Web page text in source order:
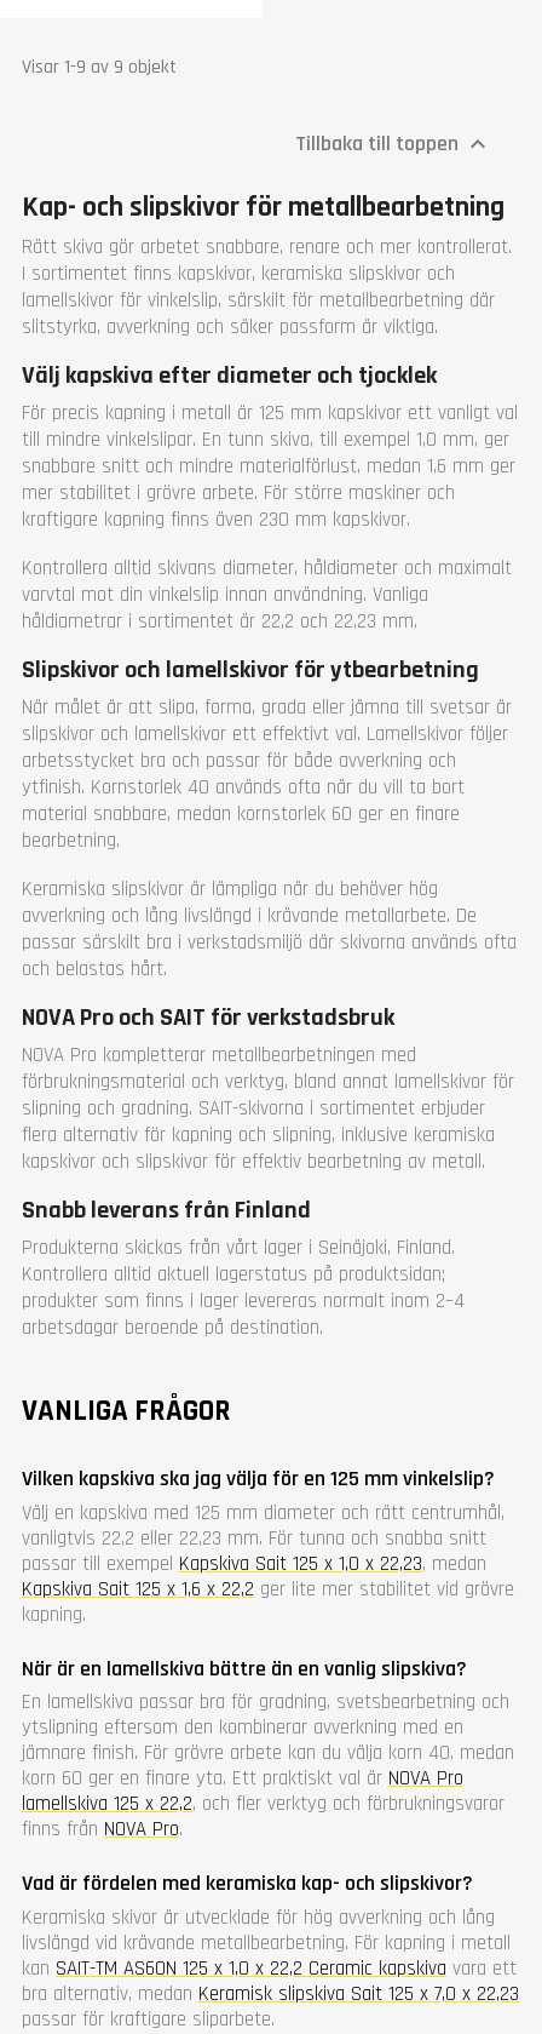
Visar 1-9 av 9 objekt
Tillbaka till toppen 
Kap- och slipskivor för metallbearbetning
Rätt skiva gör arbetet snabbare, renare och mer kontrollerat.
I sortimentet finns kapskivor, keramiska slipskivor och
lamellskivor för vinkelslip, särskilt för metallbearbetning där
slitstyrka, avverkning och säker passform är viktiga.
Välj kapskiva efter diameter och tjocklek
För precis kapning i metall är 125 mm kapskivor ett vanligt val
till mindre vinkelslipar. En tunn skiva, till exempel 1,0 mm, ger
snabbare snitt och mindre materialförlust, medan 1,6 mm ger
mer stabilitet i grövre arbete. För större maskiner och
kraftigare kapning finns även 230 mm kapskivor.
Kontrollera alltid skivans diameter, håldiameter och maximalt
varvtal mot din vinkelslip innan användning. Vanliga
håldiametrar i sortimentet är 22,2 och 22,23 mm.
Slipskivor och lamellskivor för ytbearbetning
När målet är att slipa, forma, grada eller jämna till svetsar är
slipskivor och lamellskivor ett effektivt val. Lamellskivor följer
arbetsstycket bra och passar för både avverkning och
ytfinish. Kornstorlek 40 används ofta när du vill ta bort
material snabbare, medan kornstorlek 60 ger en finare
bearbetning.
Keramiska slipskivor är lämpliga när du behöver hög
avverkning och lång livslängd i krävande metallarbete. De
passar särskilt bra i verkstadsmiljö där skivorna används ofta
och belastas hårt.
NOVA Pro och SAIT för verkstadsbruk
NOVA Pro kompletterar metallbearbetningen med
förbrukningsmaterial och verktyg, bland annat lamellskivor för
slipning och gradning. SAIT-skivorna i sortimentet erbjuder
flera alternativ för kapning och slipning, inklusive keramiska
kapskivor och slipskivor för effektiv bearbetning av metall.
Snabb leverans från Finland
Produkterna skickas från vårt lager i Seinäjoki, Finland.
Kontrollera alltid aktuell lagerstatus på produktsidan;
produkter som finns i lager levereras normalt inom 2–4
arbetsdagar beroende på destination.
VANLIGA FRÅGOR
Vilken kapskiva ska jag välja för en 125 mm vinkelslip?
Välj en kapskiva med 125 mm diameter och rätt centrumhål,
vanligtvis 22,2 eller 22,23 mm. För tunna och snabba snitt
passar till exempel Kapskiva Sait 125 x 1,0 x 22,23, medan
Kapskiva Sait 125 x 1,6 x 22,2 ger lite mer stabilitet vid grövre
kapning.
När är en lamellskiva bättre än en vanlig slipskiva?
En lamellskiva passar bra för gradning, svetsbearbetning och
ytslipning eftersom den kombinerar avverkning med en
jämnare finish. För grövre arbete kan du välja korn 40, medan
korn 60 ger en finare yta. Ett praktiskt val är NOVA Pro
lamellskiva 125 x 22,2, och fler verktyg och förbrukningsvaror
finns från NOVA Pro.
Vad är fördelen med keramiska kap- och slipskivor?
Keramiska skivor är utvecklade för hög avverkning och lång
livslängd vid krävande metallbearbetning. För kapning i metall
kan SAIT-TM AS60N 125 x 1,0 x 22,2 Ceramic kapskiva vara ett
bra alternativ, medan Keramisk slipskiva Sait 125 x 7,0 x 22,23
passar för kraftigare sliparbete.